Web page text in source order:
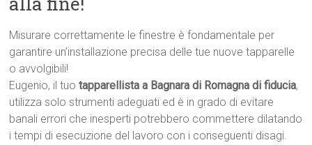
Misurare correttamente le finestre è fondamentale per
garantire un’installazione precisa delle tue nuove tapparelle
o avvolgibili!
Eugenio, il tuotapparellista a Bagnara di Romagna di fiducia,
utilizza solo strumenti adeguati ed è in grado di evitare
banali errori che inesperti potrebbero commettere dilatando
i tempi di esecuzione del lavoro con i conseguenti disagi.